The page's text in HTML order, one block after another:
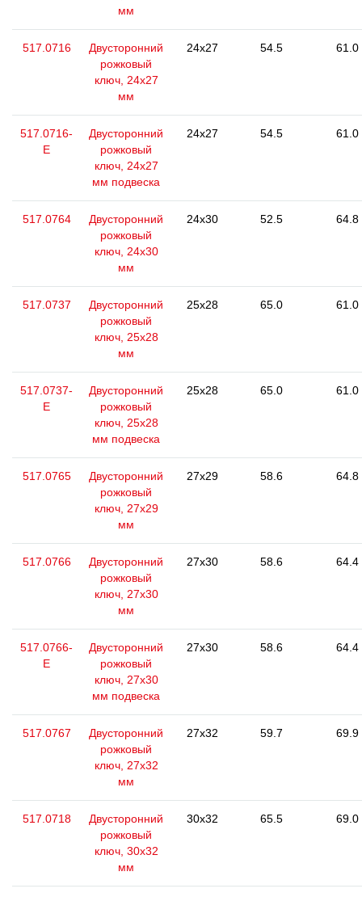
мм
517.0716
Двусторонний
рожковый
ключ, 24х27
мм
24x27 54.5 61.0
517.0716-
E
Двусторонний
рожковый
ключ, 24х27
мм подвеска
24x27 54.5 61.0
517.0764
Двусторонний
рожковый
ключ, 24x30
мм
24x30 52.5 64.8
517.0737
Двусторонний
рожковый
ключ, 25х28
мм
25x28 65.0 61.0
517.0737-
E
Двусторонний
рожковый
ключ, 25х28
мм подвеска
25x28 65.0 61.0
517.0765
Двусторонний
рожковый
ключ, 27x29
мм
27x29 58.6 64.8
517.0766
Двусторонний
рожковый
ключ, 27x30
мм
27x30 58.6 64.4
517.0766-
E
Двусторонний
рожковый
ключ, 27x30
мм подвеска
27x30 58.6 64.4
517.0767
Двусторонний
рожковый
ключ, 27x32
мм
27x32 59.7 69.9
517.0718
Двусторонний
рожковый
ключ, 30x32
мм
30x32 65.5 69.0